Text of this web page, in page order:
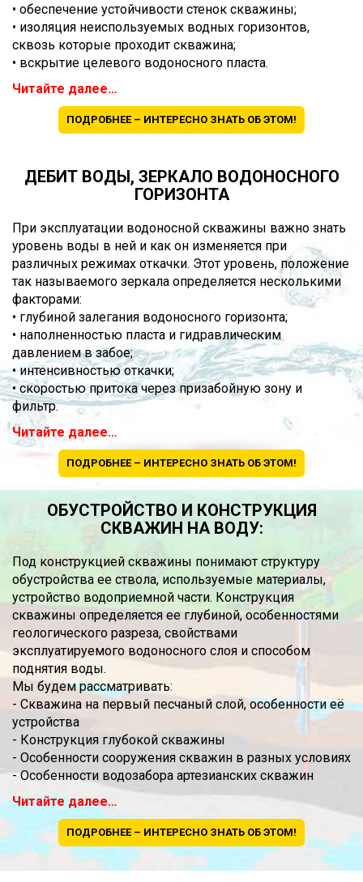
• обеспечение устойчивости стенок скважины;
• изоляция неиспользуемых водных горизонтов,
сквозь которые проходит скважина;
• вскрытие целевого водоносного пласта.
Читайте далее…
ПОДРОБНЕЕ – ИНТЕРЕСНО ЗНАТЬ ОБ ЭТОМ!
ДЕБИТ ВОДЫ, ЗЕРКАЛО ВОДОНОСНОГО
ГОРИЗОНТА
При эксплуатации водоносной скважины важно знать
уровень воды в ней и как он изменяется при
различных режимах откачки. Этот уровень, положение
так называемого зеркала определяется несколькими
факторами:
• глубиной залегания водоносного горизонта;
• наполненностью пласта и гидравлическим
давлением в забое;
• интенсивностью откачки;
• скоростью притока через призабойную зону и
фильтр.
Читайте далее…
ПОДРОБНЕЕ – ИНТЕРЕСНО ЗНАТЬ ОБ ЭТОМ!
ОБУСТРОЙСТВО И КОНСТРУКЦИЯ
СКВАЖИН НА ВОДУ:
Под конструкцией скважины понимают структуру
обустройства ее ствола, используемые материалы,
устройство водоприемной части. Конструкция
скважины определяется ее глубиной, особенностями
геологического разреза, свойствами
эксплуатируемого водоносного слоя и способом
поднятия воды.
Мы будем рассматривать:
- Скважина на первый песчаный слой, особенности её
устройства
- Конструкция глубокой скважины
- Особенности сооружения скважин в разных условиях
- Особенности водозабора артезианских скважин
Читайте далее…
ПОДРОБНЕЕ – ИНТЕРЕСНО ЗНАТЬ ОБ ЭТОМ!